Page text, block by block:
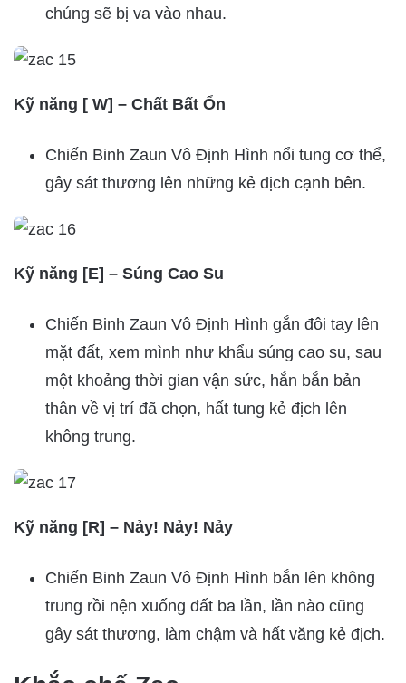
chúng sẽ bị va vào nhau.
Kỹ năng [ W] – Chất Bất Ổn
Chiến Binh Zaun Vô Định Hình nổi tung cơ thể,
gây sát thương lên những kẻ địch cạnh bên.
Kỹ năng [E] – Súng Cao Su
Chiến Binh Zaun Vô Định Hình gắn đôi tay lên
mặt đất, xem mình như khẩu súng cao su, sau
một khoảng thời gian vận sức, hắn bắn bản
thân về vị trí đã chọn, hất tung kẻ địch lên
không trung.
Kỹ năng [R] – Nảy! Nảy! Nảy
Chiến Binh Zaun Vô Định Hình bắn lên không
trung rồi nện xuống đất ba lần, lần nào cũng
gây sát thương, làm chậm và hất văng kẻ địch.